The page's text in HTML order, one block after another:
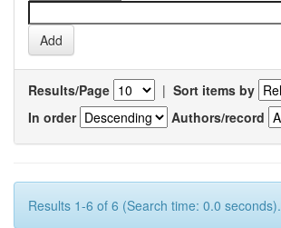
Results/Page | Sort items by
In order
Authors/record
Results 1-6 of 6 (Search time: 0.0 seconds).